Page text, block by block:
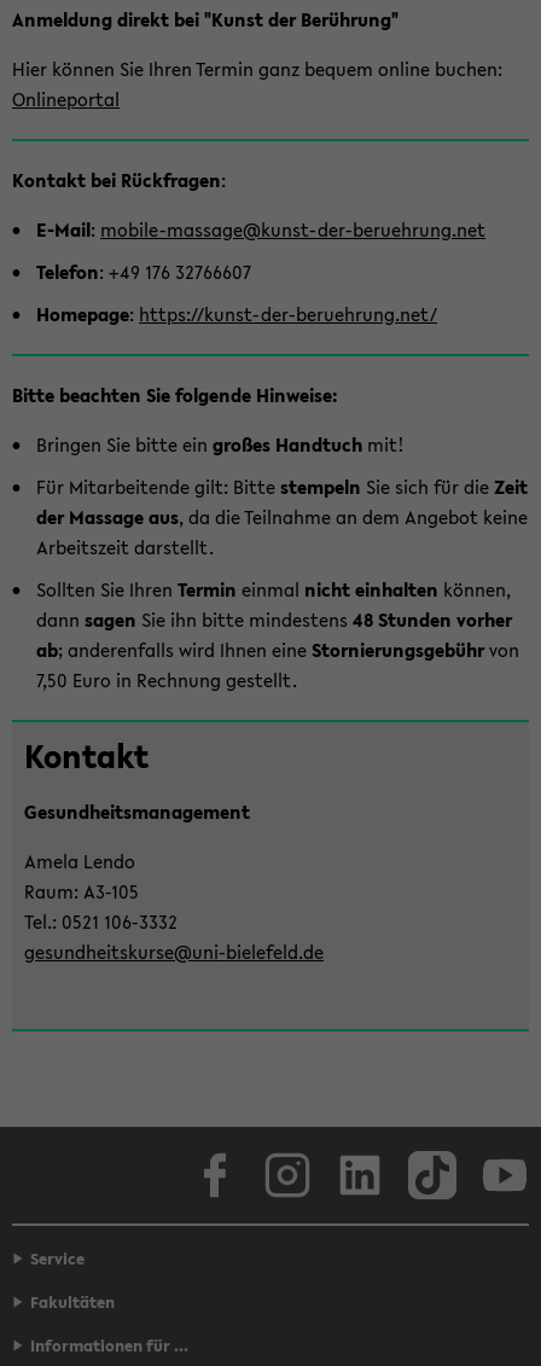
Haupt­
halt
der
Sek­
ti­
on
Kon­takt
Ge­sund­heits­ma­nage­ment
Amela Lendo
Raum: A3-​105
Tel.: 0521 106-​3332
ge­sund­heits­kur­se@uni-​bielefeld.de
An­mel­dung di­rekt bei "Kunst der Be­rüh­rung"
Hier kön­nen Sie Ihren Ter­min ganz be­quem on­line bu­chen:
On­line­por­tal
Kon­takt bei Rück­fra­gen:
E-​Mail: mobile-​massage@kunst-​der-beruehrung.net
Te­le­fon: +49 176 32766607
Home­page: https://kunst-​der-beruehrung.net/
Bitte be­ach­ten Sie fol­gen­de Hin­wei­se:
Brin­gen Sie bitte ein gro­ßes Hand­tuch mit!
Für Mit­ar­bei­ten­de gilt: Bittestem­peln Sie sich für dieZeit
der Mas­sa­geaus, da die Teil­nah­me an dem An­ge­bot keine
Ar­beits­zeit dar­stellt.
Soll­ten Sie Ihren Ter­min ein­mal nicht ein­hal­ten kön­nen,
dann sagen Sie ihn bitte min­des­tens 48 Stun­den vor­her
ab; an­de­ren­falls wird Ihnen eineStor­nie­rungs­ge­bührvon
7,50 Euro in Rech­nung ge­stellt.
Face­book
Service
Fakultäten
Informationen für ...